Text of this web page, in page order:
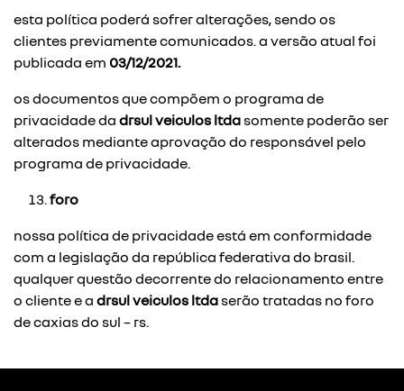
esta política poderá sofrer alterações, sendo os
clientes previamente comunicados. a versão atual foi
publicada em 03/12/2021.
os documentos que compõem o programa de
privacidade da drsul veiculos ltdasomente poderão ser
alterados mediante aprovação do responsável pelo
programa de privacidade.
foro
nossa política de privacidade está em conformidade
com a legislação da república federativa do brasil.
qualquer questão decorrente do relacionamento entre
o cliente e a drsul veiculos ltdaserão tratadas no foro
de caxias do sul – rs.